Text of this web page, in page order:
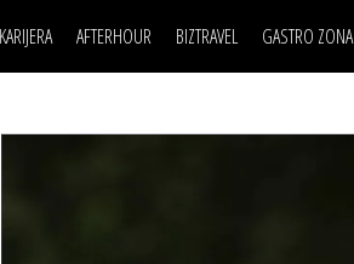
KARIJERA AFTERHOUR BIZTRAVEL GASTRO ZONA
POSAO
MOJ UGAO
FILM I SCENA
AUTO SVET